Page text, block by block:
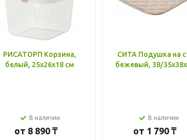
РИСАТОРП Корзина,
белый, 25x26x18 см
В наличии
от 8 890 ₸
СИТА Подушка на
бежевый, 38/
В наличии
от 1 790 ₸